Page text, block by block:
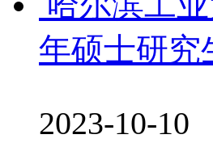
年硕士研究
2023-10-10